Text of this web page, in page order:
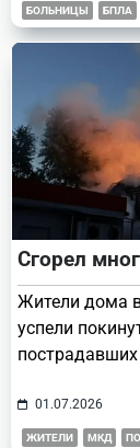
БОЛЬНИЦЫ БПЛА
Сгорел
Жители дома
успели
пострадавших
01.07.2026
ЖИТЕЛИ МКД